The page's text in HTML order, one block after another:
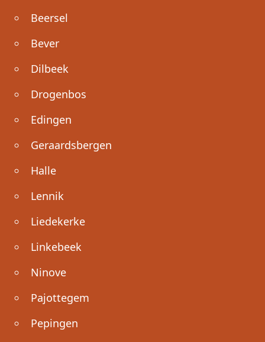
Beersel
Bever
Dilbeek
Drogenbos
Edingen
Geraardsbergen
Halle
Lennik
Liedekerke
Linkebeek
Ninove
Pajottegem
Pepingen